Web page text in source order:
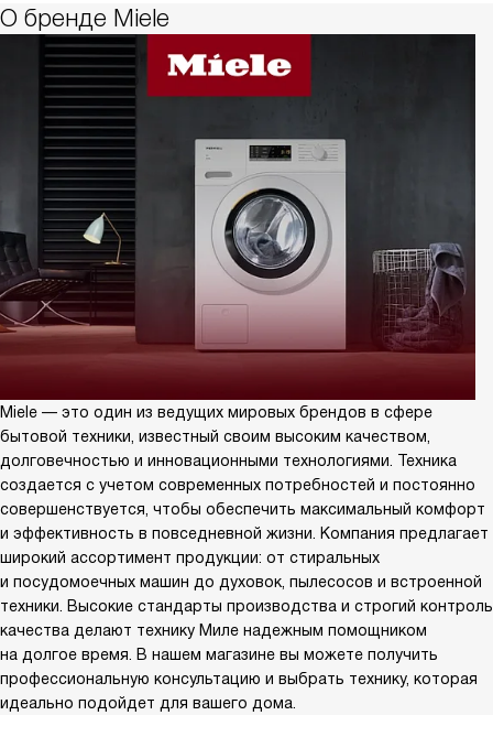
О бренде Miele
Miele — это один из ведущих мировых брендов в сфере
бытовой техники, известный своим высоким качеством,
долговечностью и инновационными технологиями. Техника
создается с учетом современных потребностей и постоянно
совершенствуется, чтобы обеспечить максимальный комфорт
и эффективность в повседневной жизни. Компания предлагает
широкий ассортимент продукции: от стиральных
и посудомоечных машин до духовок, пылесосов и встроенной
техники. Высокие стандарты производства и строгий контроль
качества делают технику Миле надежным помощником
на долгое время. В нашем магазине вы можете получить
профессиональную консультацию и выбрать технику, которая
идеально подойдет для вашего дома.